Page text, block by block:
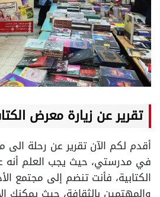
تقرير عن زيارة معرض
أقدم لكم الآن تقرير عن رحلة
في مدرستي، حيث يجب العلم أنه
الكتابية، فأنت تنضم إلى مجتمع
والمهتمين بالثقافة، حيث يمكنك